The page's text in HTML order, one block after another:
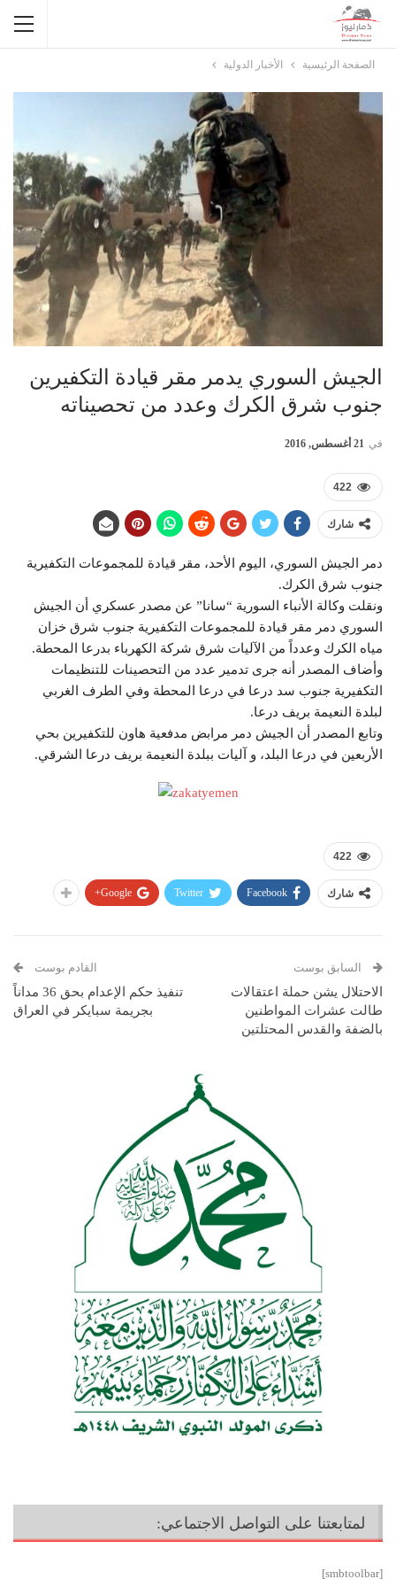
الصفحة الرئيسية الأخبار الدولية
الجيش السوري يدمر مقر قيادة التكفيرين
جنوب شرق الكرك وعدد من تحصيناته
في 21 أغسطس, 2016
422
شارك
دمر الجيش السوري، اليوم الأحد، مقر قيادة للمجموعات التكفيرية
جنوب شرق الكرك.
ونقلت وكالة الأنباء السورية “سانا” عن مصدر عسكري أن الجيش
السوري دمر مقر قيادة للمجموعات التكفيرية جنوب شرق خزان
مياه الكرك وعدداً من الآليات شرق شركة الكهرباء بدرعا المحطة.
وأضاف المصدر أنه جرى تدمير عدد من التحصينات للتنظيمات
التكفيرية جنوب سد درعا في درعا المحطة وفي الطرف الغربي
لبلدة النعيمة بريف درعا.
وتابع المصدر أن الجيش دمر مرابض مدفعية هاون للتكفيرين بحي
الأربعين في درعا البلد، و آليات ببلدة النعيمة بريف درعا الشرقي.
422
شارك Facebook
Twitter
Google+
السابق بوست
الاحتلال يشن حملة اعتقالات
طالت عشرات المواطنين
بالضفة والقدس المحتلتين
القادم بوست
تنفيذ حكم الإعدام بحق 36 مداناً
بجريمة سبايكر في العراق
لمتابعتنا على التواصل الاجتماعي:
[smbtoolbar]